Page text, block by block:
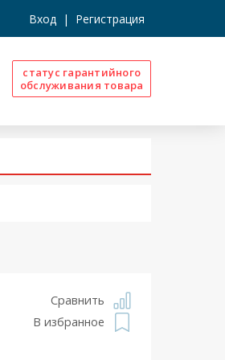
Вход | Регистрация
статус гарантийного
обслуживания товара
Сравнить
В избранное